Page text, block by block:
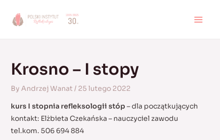
Krosno – I stopy
By Andrzej Wanat/ 25 lutego 2022
kurs I stopnia refleksologii stóp– dla początkujących
kontakt: Elżbieta Czekańska – nauczyciel zawodu
tel.kom. 506 694 884